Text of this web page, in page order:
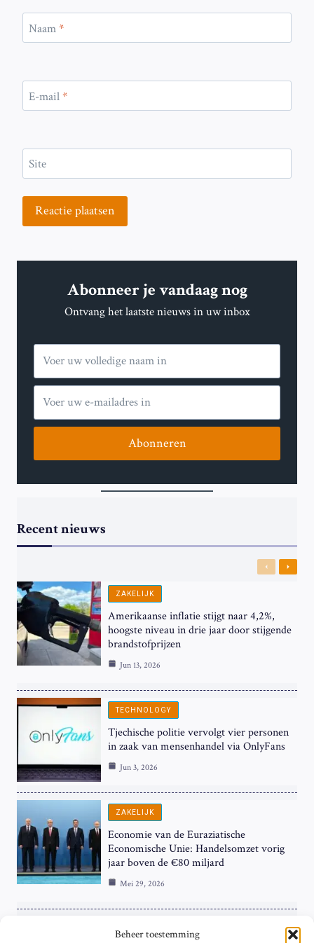
Beheer toestemming
Naam*
E-mail*
Site
Abonneer je vandaag nog
Ontvang het laatste nieuws in uw inbox
Abonneren
Recent nieuws
Previous
Next
ZAKELIJK
Amerikaanse inflatie stijgt naar 4,2%,
hoogste niveau in drie jaar door stijgende
brandstofprijzen
Jun 13, 2026
TECHNOLOGY
Tjechische politie vervolgt vier personen
in zaak van mensenhandel via OnlyFans
Jun 3, 2026
ZAKELIJK
Economie van de Euraziatische
Economische Unie: Handelsomzet vorig
jaar boven de €80 miljard
Mei 29, 2026